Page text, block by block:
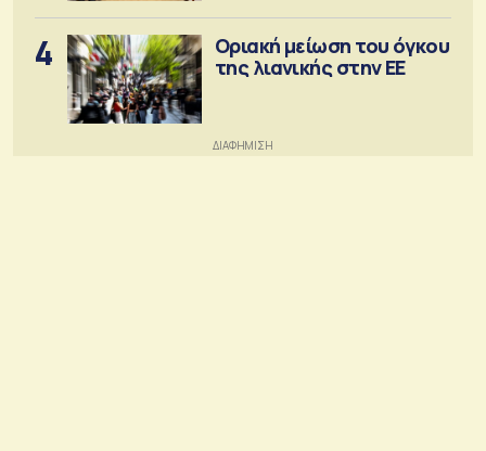
4
Οριακή μείωση του όγκου
της λιανικής στην ΕΕ